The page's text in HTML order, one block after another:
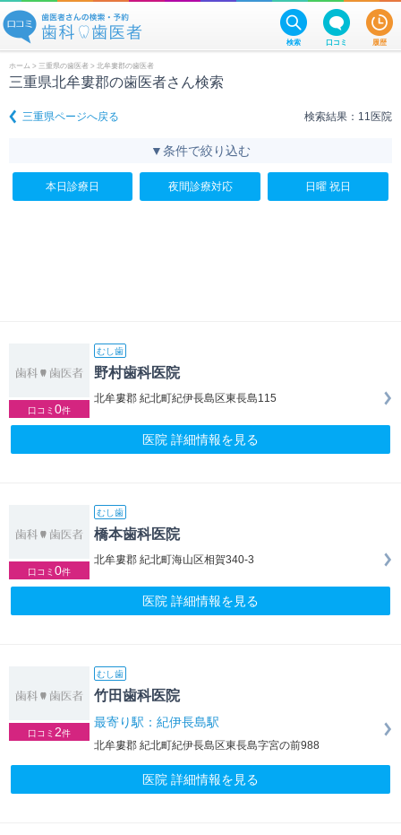
検索 口コミ 履歴
ホーム > 三重県の歯医者 > 北牟婁郡の歯医者
三重県北牟婁郡の歯医者さん検索
三重県ページへ戻る 検索結果：11医院
▼条件で絞り込む
本日診療日 夜間診療対応 日曜 祝日
口コミ 0件
むし歯
野村歯科医院
北牟婁郡 紀北町紀伊長島区東長島115
医院 詳細情報を見る
口コミ 0件
むし歯
橋本歯科医院
北牟婁郡 紀北町海山区相賀340-3
医院 詳細情報を見る
口コミ 2件
むし歯
竹田歯科医院
最寄り駅：紀伊長島駅
北牟婁郡 紀北町紀伊長島区東長島字宮の前988
医院 詳細情報を見る